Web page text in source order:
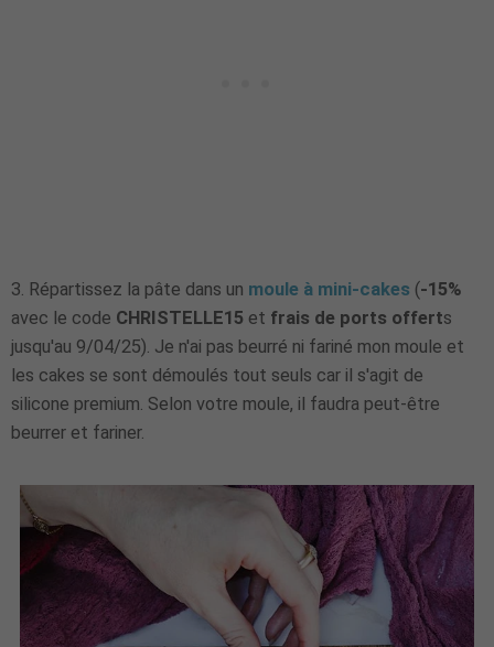
3. Répartissez la pâte dans un moule à mini-cakes (-15%
avec le code CHRISTELLE15 et frais de ports offerts
jusqu'au 9/04/25). Je n'ai pas beurré ni fariné mon moule et
les cakes se sont démoulés tout seuls car il s'agit de
silicone premium. Selon votre moule, il faudra peut-être
beurrer et fariner.